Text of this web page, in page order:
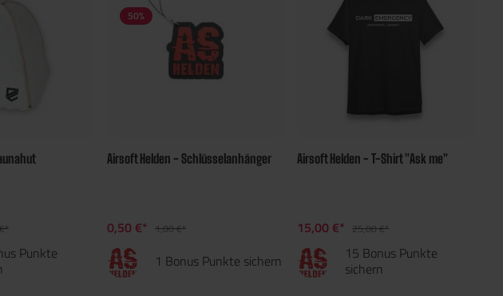
Punkte
50%
Airsoft Helden - Schlüsselanhänger
0,50 €* 1,00 €*
1 Bonus Punkte sichern
Airsoft Helden - T-Shirt "Ask me"
15,00 €* 25,00 €*
15 Bonus Punkte
sichern